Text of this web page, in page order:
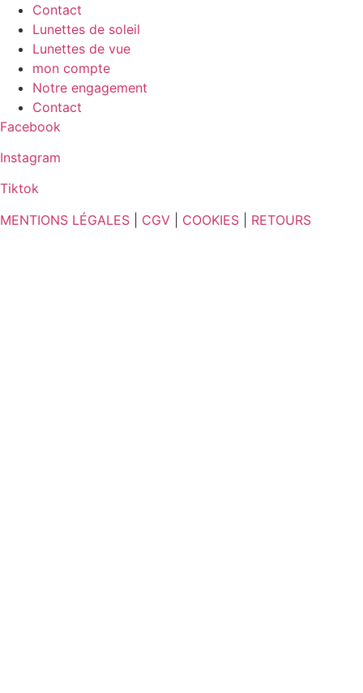
Contact
Lunettes de soleil
Lunettes de vue
mon compte
Notre engagement
Contact
Facebook
Instagram
Tiktok
MENTIONS LÉGALES
CGV COOKIES RETOURS